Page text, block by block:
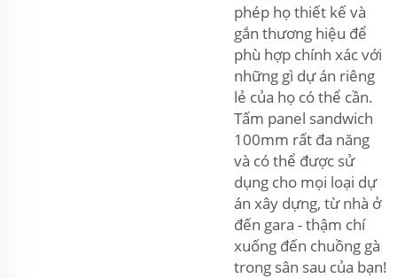
phép họ thiết kế và
gắn thương hiệu để
phù hợp chính xác với
những gì dự án riêng
lẻ của họ có thể cần.
Tấm panel sandwich
100mm rất đa năng
và có thể được sử
dụng cho mọi loại dự
án xây dựng, từ nhà ở
đến gara - thậm chí
xuống đến chuồng gà
trong sân sau của bạn!